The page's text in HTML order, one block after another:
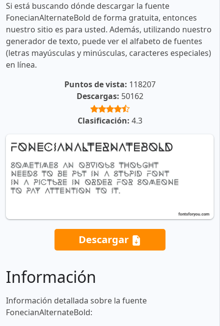
Si está buscando dónde descargar la fuente
FonecianAlternateBold de forma gratuita, entonces
nuestro sitio es para usted. Además, utilizando nuestro
generador de texto, puede ver el alfabeto de fuentes
(letras mayúsculas y minúsculas, caracteres especiales)
en línea.
Puntos de vista: 118207
Descargas: 50162
Clasificación: 4.3
Descargar
Información
Información detallada sobre la fuente
FonecianAlternateBold: